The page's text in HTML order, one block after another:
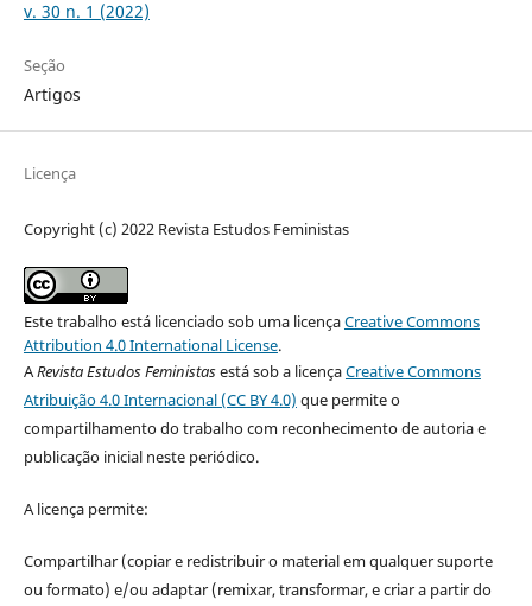
v. 30 n. 1 (2022)
Seção
Artigos
Licença
Copyright (c) 2022 Revista Estudos Feministas
Este trabalho está licenciado sob uma licençaCreative Commons
Attribution 4.0 International License.
ARevista Estudos Feministasestá sob a licençaCreative Commons
Atribuição 4.0 Internacional (CC BY 4.0) que permite o
compartilhamento do trabalho com reconhecimento de autoria e
publicação inicial neste periódico.
A licença permite:
Compartilhar (copiar e redistribuir o material em qualquer suporte
ou formato) e/ou adaptar (remixar, transformar, e criar a partir do